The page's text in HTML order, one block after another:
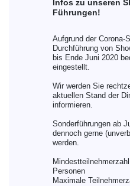
Infos zu unseren
Führungen!
Aufgrund der Corona-
Durchführung von
bis Ende Juni 2020
eingestellt.
Wir werden Sie
aktuellen Stand der
informieren.
Sonderführungen ab
dennoch gerne
werden.
Personen
Maximale